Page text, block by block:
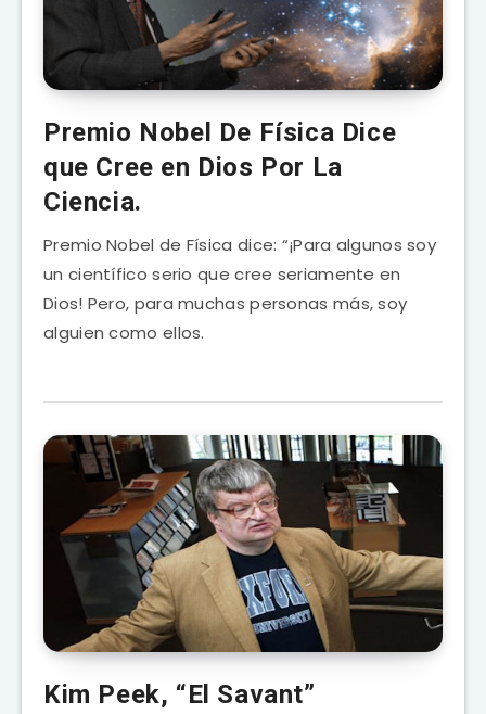
Premio Nobel De Física Dice
que Cree en Dios Por La
Ciencia.
Premio Nobel de Física dice: “¡Para algunos soy
un científico serio que cree seriamente en
Dios! Pero, para muchas personas más, soy
alguien como ellos.
Kim Peek, “El Savant”